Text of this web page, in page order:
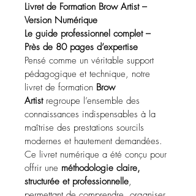
Livret de Formation Brow Artist –
Version Numérique
Le guide professionnel complet –
Près de 80 pages d’expertise
Pensé comme un véritable support
pédagogique et technique, notre
livret de formation Brow
Artist regroupe l’ensemble des
connaissances indispensables à la
maîtrise des prestations sourcils
modernes et hautement demandées.
Ce livret numérique a été conçu pour
offrir une méthodologie claire,
structurée et professionnelle,